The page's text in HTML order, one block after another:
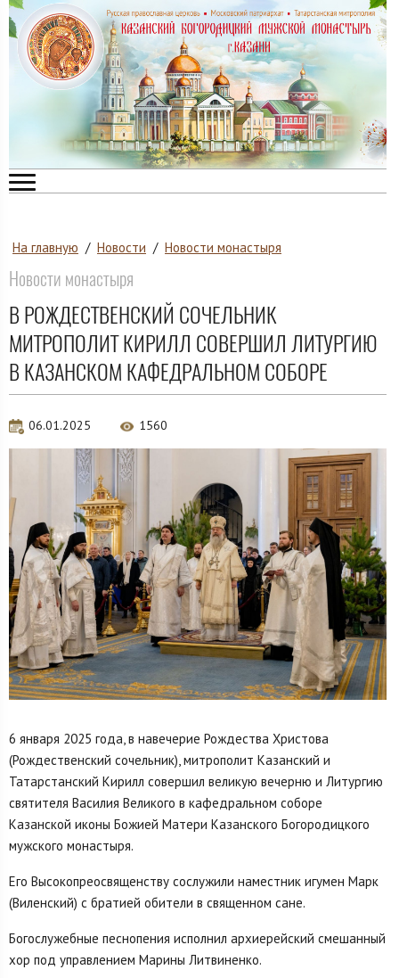
На главную / Новости / Новости монастыря
Новости монастыря
В РОЖДЕСТВЕНСКИЙ СОЧЕЛЬНИК
МИТРОПОЛИТ КИРИЛЛ СОВЕРШИЛ ЛИТУРГИЮ
В КАЗАНСКОМ КАФЕДРАЛЬНОМ СОБОРЕ
06.01.2025 1560
6 января 2025 года, в навечерие Рождества Христова
(Рождественский сочельник), митрополит Казанский и
Татарстанский Кирилл совершил великую вечерню и Литургию
святителя Василия Великого в кафедральном соборе
Казанской иконы Божией Матери Казанского Богородицкого
мужского монастыря.
Его Высокопреосвященству сослужили наместник игумен Марк
(Виленский) с братией обители в священном сане.
Богослужебные песнопения исполнил архиерейский смешанный
хор под управлением Марины Литвиненко.